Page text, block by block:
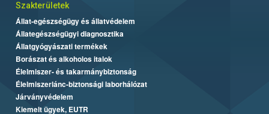
Szakterületek
Állat-egészségügy és állatvédelem
Állategészségügyi diagnosztika
Állatgyógyászati termékek
Borászat és alkoholos italok
Élelmiszer- és takarmánybiztonság
Élelmiszerlánc-biztonsági laborhálózat
Járványvédelem
Kiemelt ügyek, EUTR